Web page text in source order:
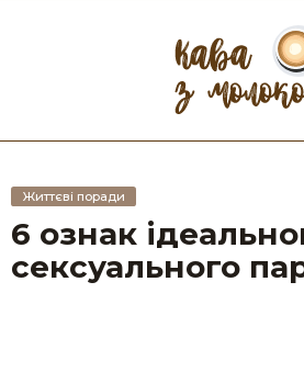
Життєві поради
6 ознак
сексуального